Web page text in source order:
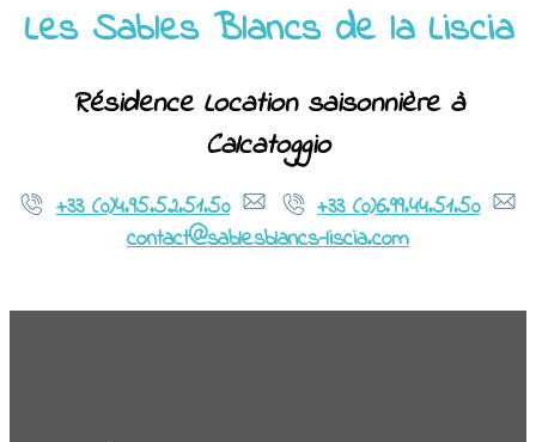
Les Sables Blancs de la Liscia
Résidence Location saisonnière à
Calcatoggio
+33 (0)4.95.52.51.50
+33 (0)6.99.44.51.50
contact@sablesblancs-liscia.com